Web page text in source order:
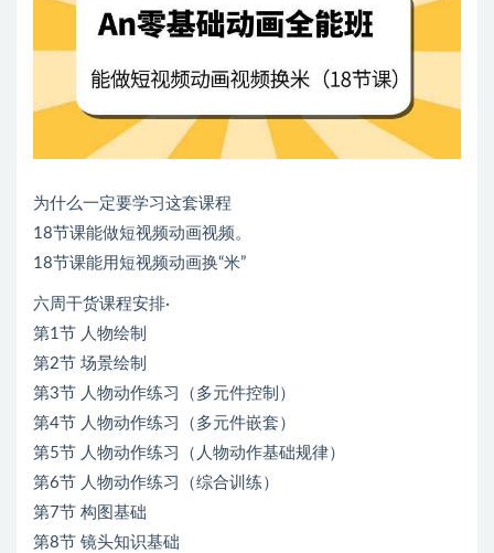
为什么一定要学习这套课程
18节课能做短视频动画视频。
18节课能用短视频动画换“米”
六周干货课程安排·
第1节 人物绘制
第2节 场景绘制
第3节 人物动作练习（多元件控制）
第4节 人物动作练习（多元件嵌套）
第5节 人物动作练习（人物动作基础规律）
第6节 人物动作练习（综合训练）
第7节 构图基础
第8节 镜头知识基础